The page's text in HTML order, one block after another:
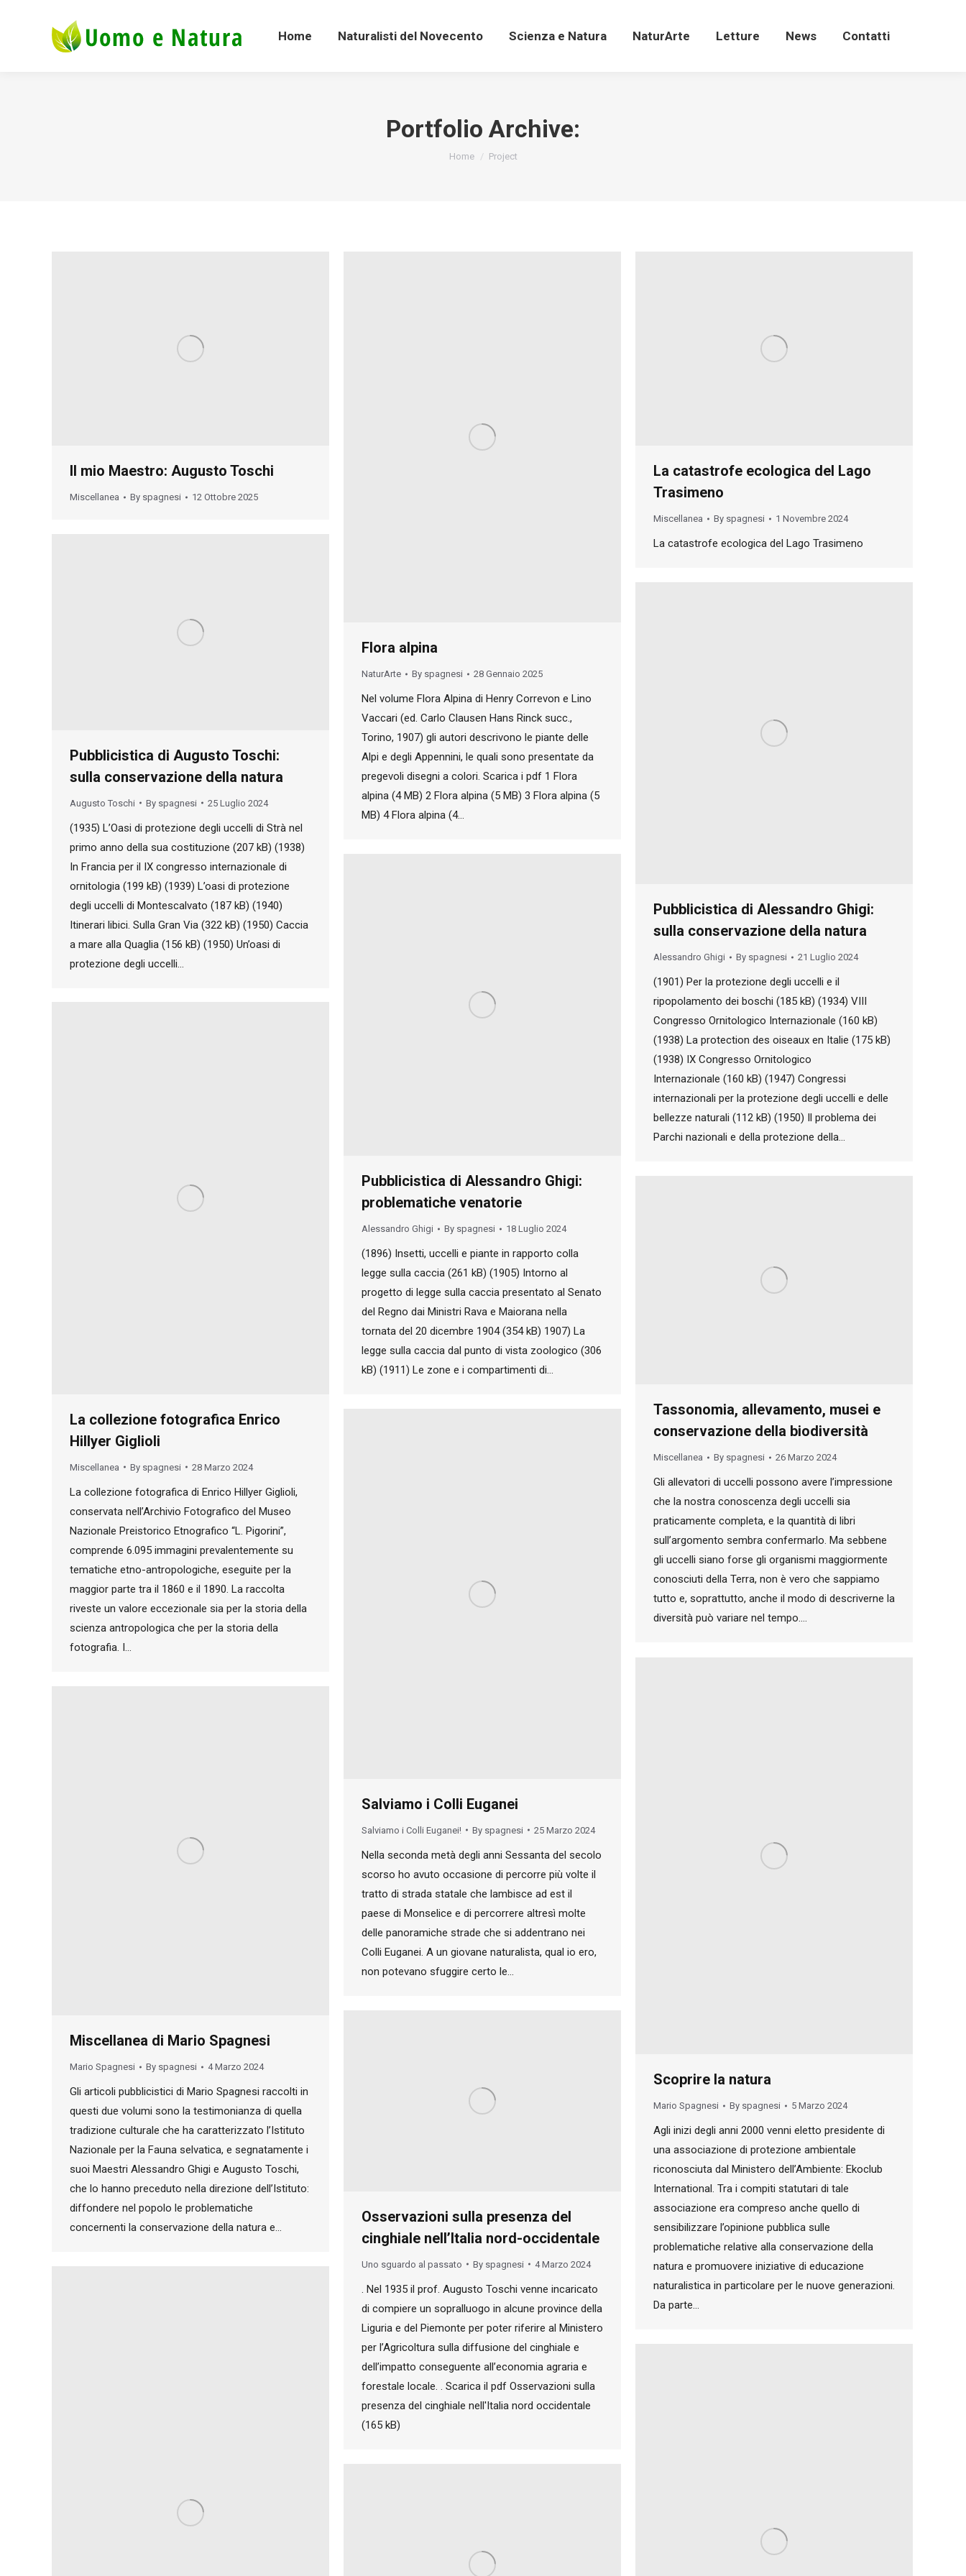
Home Naturalisti del Novecento Scienza e Natura NaturArte Letture News Contatti
Portfolio Archive:
You are here:
Home Project
Il mio Maestro: Augusto Toschi
Miscellanea By spagnesi 12 Ottobre 2025
Flora alpina
NaturArte By spagnesi 28 Gennaio 2025
Nel volume Flora Alpina di Henry Correvon e Lino
Vaccari (ed. Carlo Clausen Hans Rinck succ.,
Torino, 1907) gli autori descrivono le piante delle
Alpi e degli Appennini, le quali sono presentate da
pregevoli disegni a colori. Scarica i pdf 1 Flora
alpina (4 MB) 2 Flora alpina (5 MB) 3 Flora alpina (5
MB) 4 Flora alpina (4…
La catastrofe ecologica del Lago
Trasimeno
Miscellanea By spagnesi 1 Novembre 2024
La catastrofe ecologica del Lago Trasimeno
Pubblicistica di Augusto Toschi:
sulla conservazione della natura
Augusto Toschi By spagnesi 25 Luglio 2024
(1935) L’Oasi di protezione degli uccelli di Strà nel
primo anno della sua costituzione (207 kB) (1938)
In Francia per il IX congresso internazionale di
ornitologia (199 kB) (1939) L’oasi di protezione
degli uccelli di Montescalvato (187 kB) (1940)
Itinerari libici. Sulla Gran Via (322 kB) (1950) Caccia
a mare alla Quaglia (156 kB) (1950) Un’oasi di
protezione degli uccelli…
Pubblicistica di Alessandro Ghigi:
sulla conservazione della natura
Alessandro Ghigi By spagnesi 21 Luglio 2024
(1901) Per la protezione degli uccelli e il
ripopolamento dei boschi (185 kB) (1934) VIII
Congresso Ornitologico Internazionale (160 kB)
(1938) La protection des oiseaux en Italie (175 kB)
(1938) IX Congresso Ornitologico
Internazionale (160 kB) (1947) Congressi
internazionali per la protezione degli uccelli e delle
bellezze naturali (112 kB) (1950) Il problema dei
Parchi nazionali e della protezione della…
Pubblicistica di Alessandro Ghigi:
problematiche venatorie
Alessandro Ghigi By spagnesi 18 Luglio 2024
(1896) Insetti, uccelli e piante in rapporto colla
legge sulla caccia (261 kB) (1905) Intorno al
progetto di legge sulla caccia presentato al Senato
del Regno dai Ministri Rava e Maiorana nella
tornata del 20 dicembre 1904 (354 kB) 1907) La
legge sulla caccia dal punto di vista zoologico (306
kB) (1911) Le zone e i compartimenti di…
La collezione fotografica Enrico
Hillyer Giglioli
Miscellanea By spagnesi 28 Marzo 2024
La collezione fotografica di Enrico Hillyer Giglioli,
conservata nell’Archivio Fotografico del Museo
Nazionale Preistorico Etnografico “L. Pigorini”,
comprende 6.095 immagini prevalentemente su
tematiche etno-antropologiche, eseguite per la
maggior parte tra il 1860 e il 1890. La raccolta
riveste un valore eccezionale sia per la storia della
scienza antropologica che per la storia della
fotografia. I…
Tassonomia, allevamento, musei e
conservazione della biodiversità
Miscellanea By spagnesi 26 Marzo 2024
Gli allevatori di uccelli possono avere l’impressione
che la nostra conoscenza degli uccelli sia
praticamente completa, e la quantità di libri
sull’argomento sembra confermarlo. Ma sebbene
gli uccelli siano forse gli organismi maggiormente
conosciuti della Terra, non è vero che sappiamo
tutto e, soprattutto, anche il modo di descriverne la
diversità può variare nel tempo.…
Salviamo i Colli Euganei
Salviamo i Colli Euganei! By spagnesi 25 Marzo 2024
Nella seconda metà degli anni Sessanta del secolo
scorso ho avuto occasione di percorre più volte il
tratto di strada statale che lambisce ad est il
paese di Monselice e di percorrere altresì molte
delle panoramiche strade che si addentrano nei
Colli Euganei. A un giovane naturalista, qual io ero,
non potevano sfuggire certo le…
Scoprire la natura
Mario Spagnesi By spagnesi 5 Marzo 2024
Agli inizi degli anni 2000 venni eletto presidente di
una associazione di protezione ambientale
riconosciuta dal Ministero dell’Ambiente: Ekoclub
International. Tra i compiti statutari di tale
associazione era compreso anche quello di
sensibilizzare l’opinione pubblica sulle
problematiche relative alla conservazione della
natura e promuovere iniziative di educazione
naturalistica in particolare per le nuove generazioni.
Da parte…
Miscellanea di Mario Spagnesi
Mario Spagnesi By spagnesi 4 Marzo 2024
Gli articoli pubblicistici di Mario Spagnesi raccolti in
questi due volumi sono la testimonianza di quella
tradizione culturale che ha caratterizzato l’Istituto
Nazionale per la Fauna selvatica, e segnatamente i
suoi Maestri Alessandro Ghigi e Augusto Toschi,
che lo hanno preceduto nella direzione dell’Istituto:
diffondere nel popolo le problematiche
concernenti la conservazione della natura e…
Osservazioni sulla presenza del
cinghiale nell’Italia nord-occidentale
Uno sguardo al passato By spagnesi 4 Marzo 2024
. Nel 1935 il prof. Augusto Toschi venne incaricato
di compiere un sopralluogo in alcune province della
Liguria e del Piemonte per poter riferire al Ministero
per l’Agricoltura sulla diffusione del cinghiale e
dell’impatto conseguente all’economia agraria e
forestale locale. . Scarica il pdf Osservazioni sulla
presenza del cinghiale nell'Italia nord occidentale
(165 kB)